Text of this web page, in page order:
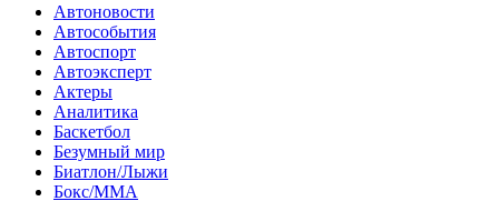
Автоновости
Автособытия
Автоспорт
Автоэксперт
Актеры
Аналитика
Баскетбол
Безумный мир
Биатлон/Лыжи
Бокс/MMA